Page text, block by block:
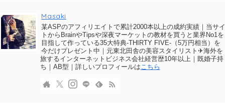
Masaki
某ASPのアフィリエイトで累計2000本以上の成約実績｜当サ
トからBrainやTipsや深夜マーケットの教材を買うと業界No1を
目指して作っている35大特典-THIRTY FIVE-（5万円相当）を
今だけプレゼント中｜元東北田舎の美容スタイリスト✈海外を
旅するインターネットビジネス会社経営歴10年以上｜既婚子持
ち｜AB型｜詳しいプロフィールはこちら